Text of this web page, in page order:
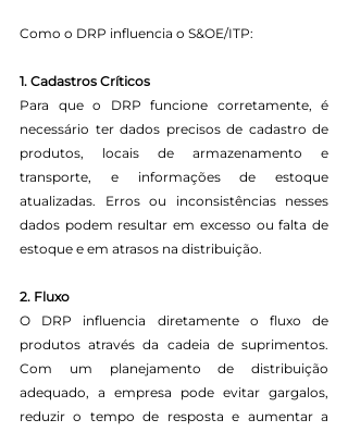
Como o DRP influencia o S&OE/ITP:
1. Cadastros Críticos
Para que o DRP funcione corretamente, é
necessário ter dados precisos de cadastro de
produtos, locais de armazenamento e
transporte, e informações de estoque
atualizadas. Erros ou inconsistências nesses
dados podem resultar em excesso ou falta de
estoque e em atrasos na distribuição.
2. Fluxo
O DRP influencia diretamente o fluxo de
produtos através da cadeia de suprimentos.
Com um planejamento de distribuição
adequado, a empresa pode evitar gargalos,
reduzir o tempo de resposta e aumentar a